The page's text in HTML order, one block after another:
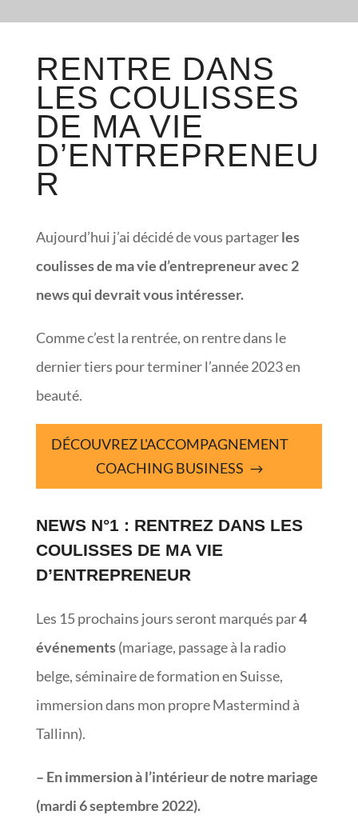
RENTRE DANS
LES COULISSES
DE MA VIE
D’ENTREPRENEU
R
Aujourd’hui j’ai décidé de vous partagerles
coulisses de ma vie d’entrepreneur avec 2
news qui devrait vous intéresser.
Comme c’est la rentrée, on rentre dans le
dernier tiers pour terminer l’année 2023 en
beauté.
DÉCOUVREZ L'ACCOMPAGNEMENT
COACHING BUSINESS
NEWS N°1 : RENTREZ DANS LES
COULISSES DE MA VIE
D’ENTREPRENEUR
Les 15 prochains jours seront marqués par4
événements(mariage, passage à la radio
belge, séminaire de formation en Suisse,
immersion dans mon propre Mastermind à
Tallinn).
– En immersion à l’intérieur de notre mariage
(mardi 6 septembre 2022).